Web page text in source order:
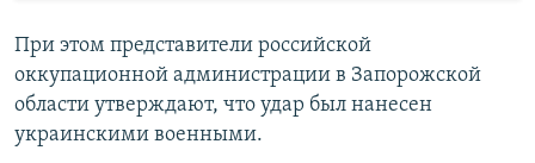
При этом представители российской
оккупационной администрации в Запорожской
области утверждают, что удар был нанесен
украинскими военными.